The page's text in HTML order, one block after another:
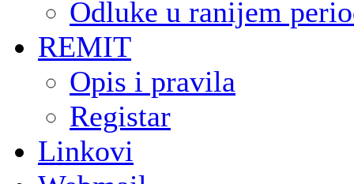
Odluke u ranijem
REMIT
Opis i pravila
Registar
Linkovi